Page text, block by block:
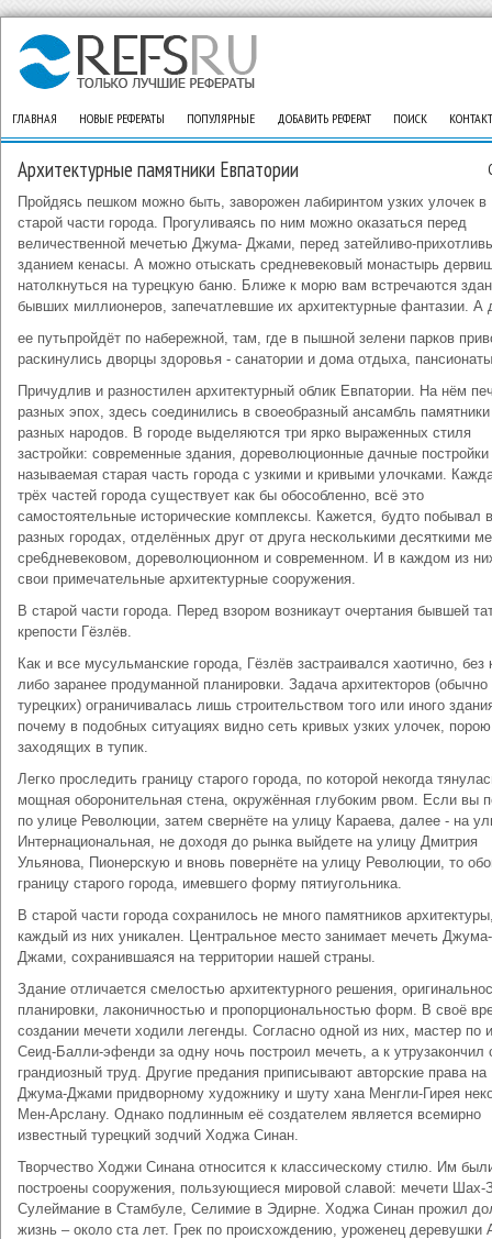
ГЛАВНАЯ НОВЫЕ РЕФЕРАТЫ ПОПУЛЯРНЫЕ ДОБАВИТЬ РЕФЕРАТ ПОИСК
Архитектурные памятники Евпатории
Пройдясь пешком можно быть, заворожен лабиринтом узких улочек в
старой части города. Прогуливаясь по ним можно оказаться перед
величественной мечетью Джума- Джами, перед затейливо-
зданием кенасы. А можно отыскать средневековый монастырь
натолкнуться на турецкую баню. Ближе к морю вам встречаются
бывших миллионеров, запечатлевшие их архитектурные фантазии. А
ее путьпройдёт по набережной, там, где в пышной зелени парков
раскинулись дворцы здоровья - санатории и дома отдыха,
Причудлив и разностилен архитектурный облик Евпатории. На нём
разных эпох, здесь соединились в своеобразный ансамбль памятники
разных народов. В городе выделяются три ярко выраженных стиля
застройки: современные здания, дореволюционные дачные постройки
называемая старая часть города с узкими и кривыми улочками.
трёх частей города существует как бы обособленно, всё это
самостоятельные исторические комплексы. Кажется, будто побывал
разных городах, отделённых друг от друга несколькими десяткими
сре6дневековом, дореволюционном и современном. И в каждом из
свои примечательные архитектурные сооружения.
В старой части города. Перед взором возникаут очертания бывшей
крепости Гёзлёв.
Как и все мусульманские города, Гёзлёв застраивался хаотично, без
либо заранее продуманной планировки. Задача архитекторов (обычно
турецких) ограничивалась лишь строительством того или иного
почему в подобных ситуациях видно сеть кривых узких улочек, порою
заходящих в тупик.
Легко проследить границу старого города, по которой некогда
мощная оборонительная стена, окружённая глубоким рвом. Если вы
по улице Революции, затем свернёте на улицу Караева, далее - на
Интернациональная, не доходя до рынка выйдете на улицу Дмитрия
Ульянова, Пионерскую и вновь повернёте на улицу Революции, то
границу старого города, имевшего форму пятиугольника.
В старой части города сохранилось не много памятников
каждый из них уникален. Центральное место занимает мечеть Джума-
Джами, сохранившаяся на территории нашей страны.
Здание отличается смелостью архитектурного решения,
планировки, лаконичностью и пропорциональностью форм. В своё
создании мечети ходили легенды. Согласно одной из них, мастер по
Сеид-Балли-эфенди за одну ночь построил мечеть, а к утрузакончил
грандиозный труд. Другие предания приписывают авторские права на
Джума-Джами придворному художнику и шуту хана Менгли-Гирея
Мен-Арслану. Однако подлинным её создателем является всемирно
известный турецкий зодчий Ходжа Синан.
Творчество Ходжи Синана относится к классическому стилю. Им
построены сооружения, пользующиеся мировой славой: мечети Шах-
Сулеймание в Стамбуле, Селимие в Эдирне. Ходжа Синан прожил
жизнь – около ста лет. Грек по происхождению, уроженец деревушки